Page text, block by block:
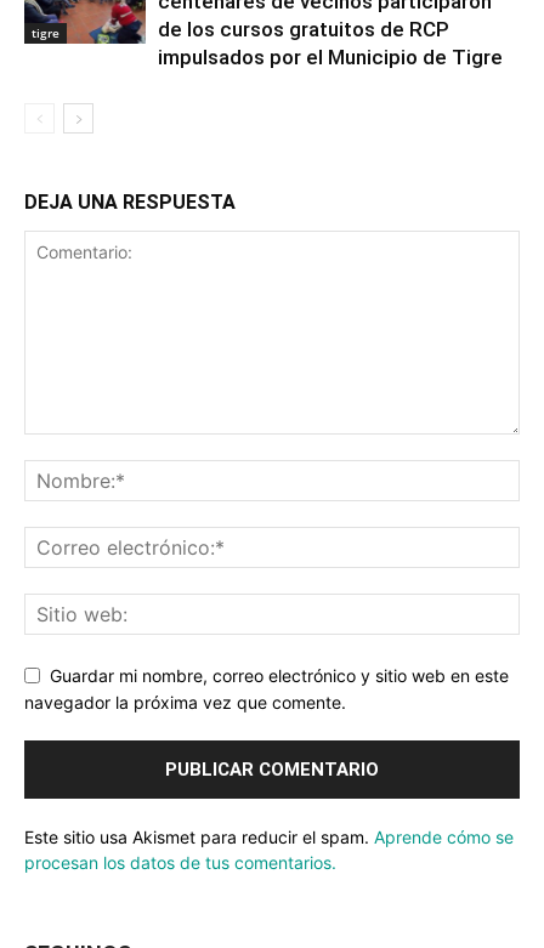
tigre
de los cursos gratuitos de RCP
impulsados por el Municipio de Tigre
DEJA UNA RESPUESTA
Guardar mi nombre, correo electrónico y sitio web en este
navegador la próxima vez que comente.
Este sitio usa Akismet para reducir el spam. Aprende cómo se
procesan los datos de tus comentarios.